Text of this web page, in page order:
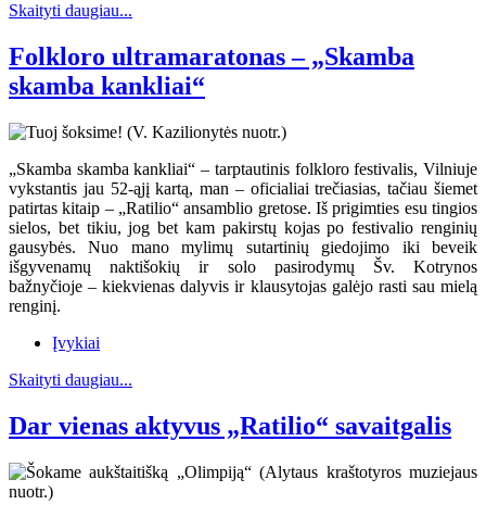
Skaityti daugiau...
Folkloro ultramaratonas – „Skamba
skamba kankliai“
„Skamba skamba kankliai“ – tarptautinis folkloro festivalis, Vilniuje
vykstantis jau 52-ąjį kartą, man – oficialiai trečiasias, tačiau šiemet
patirtas kitaip – „Ratilio“ ansamblio gretose. Iš prigimties esu tingios
sielos, bet tikiu, jog bet kam pakirstų kojas po festivalio renginių
gausybės. Nuo mano mylimų sutartinių giedojimo iki beveik
išgyvenamų naktišokių ir solo pasirodymų Šv. Kotrynos
bažnyčioje – kiekvienas dalyvis ir klausytojas galėjo rasti sau mielą
renginį.
Įvykiai
Skaityti daugiau...
Dar vienas aktyvus „Ratilio“ savaitgalis